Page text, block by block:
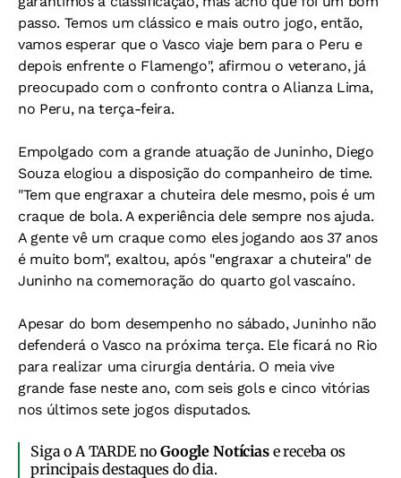
passo. Temos um clássico e mais outro jogo, então,
vamos esperar que o Vasco viaje bem para o Peru e
depois enfrente o Flamengo", afirmou o veterano, já
preocupado com o confronto contra o Alianza Lima,
no Peru, na terça-feira.
Empolgado com a grande atuação de Juninho, Diego
Souza elogiou a disposição do companheiro de time.
"Tem que engraxar a chuteira dele mesmo, pois é um
craque de bola. A experiência dele sempre nos ajuda.
A gente vê um craque como eles jogando aos 37 anos
é muito bom", exaltou, após "engraxar a chuteira" de
Juninho na comemoração do quarto gol vascaíno.
Apesar do bom desempenho no sábado, Juninho não
defenderá o Vasco na próxima terça. Ele ficará no Rio
para realizar uma cirurgia dentária. O meia vive
grande fase neste ano, com seis gols e cinco vitórias
nos últimos sete jogos disputados.
Siga o A TARDE noGoogle Notíciase receba os
principais destaques do dia.